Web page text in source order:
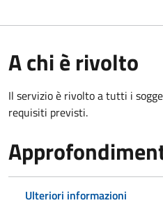
A chi è rivolto
Il servizio è rivolto a tutti i
requisiti previsti.
Ulteriori informazioni